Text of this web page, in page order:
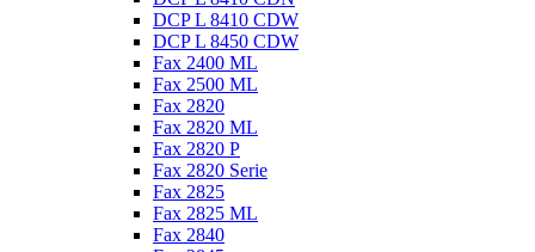
DCP L 8410 CDW
DCP L 8450 CDW
Fax 2400 ML
Fax 2500 ML
Fax 2820
Fax 2820 ML
Fax 2820 P
Fax 2820 Serie
Fax 2825
Fax 2825 ML
Fax 2840